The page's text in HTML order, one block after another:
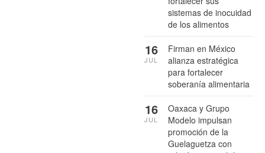
sistemas de inocuidad
de los alimentos
Firman en México
alianza estratégica
para fortalecer
soberanía alimentaria
16
JUL
Oaxaca y Grupo
Modelo impulsan
promoción de la
Guelaguetza con
16
JUL